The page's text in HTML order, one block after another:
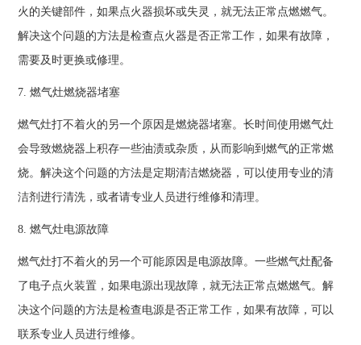
火的关键部件，如果点火器损坏或失灵，就无法正常点燃燃气。
解决这个问题的方法是检查点火器是否正常工作，如果有故障，
需要及时更换或修理。
7. 燃气灶燃烧器堵塞
燃气灶打不着火的另一个原因是燃烧器堵塞。长时间使用燃气灶
会导致燃烧器上积存一些油渍或杂质，从而影响到燃气的正常燃
烧。解决这个问题的方法是定期清洁燃烧器，可以使用专业的清
洁剂进行清洗，或者请专业人员进行维修和清理。
8. 燃气灶电源故障
燃气灶打不着火的另一个可能原因是电源故障。一些燃气灶配备
了电子点火装置，如果电源出现故障，就无法正常点燃燃气。解
决这个问题的方法是检查电源是否正常工作，如果有故障，可以
联系专业人员进行维修。